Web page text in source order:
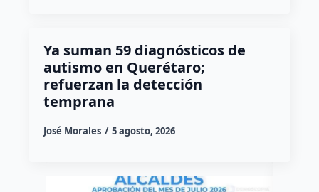
Ya suman 59 diagnósticos de
autismo en Querétaro;
refuerzan la detección
temprana
José Morales 5 agosto, 2026